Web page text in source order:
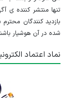
تنها منتشر کننده ی
بازدید کنندگان
شده در آن هوشیار
نماد اعتماد